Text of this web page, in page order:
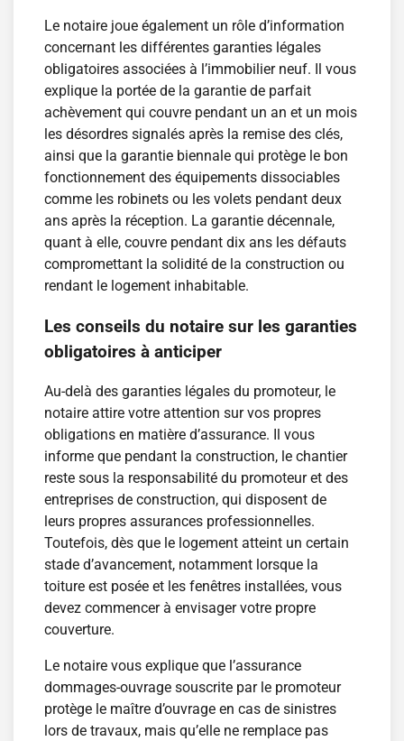
Le notaire joue également un rôle d’information
concernant les différentes garanties légales
obligatoires associées à l’immobilier neuf. Il vous
explique la portée de la garantie de parfait
achèvement qui couvre pendant un an et un mois
les désordres signalés après la remise des clés,
ainsi que la garantie biennale qui protège le bon
fonctionnement des équipements dissociables
comme les robinets ou les volets pendant deux
ans après la réception. La garantie décennale,
quant à elle, couvre pendant dix ans les défauts
compromettant la solidité de la construction ou
rendant le logement inhabitable.
Les conseils du notaire sur les garanties
obligatoires à anticiper
Au-delà des garanties légales du promoteur, le
notaire attire votre attention sur vos propres
obligations en matière d’assurance. Il vous
informe que pendant la construction, le chantier
reste sous la responsabilité du promoteur et des
entreprises de construction, qui disposent de
leurs propres assurances professionnelles.
Toutefois, dès que le logement atteint un certain
stade d’avancement, notamment lorsque la
toiture est posée et les fenêtres installées, vous
devez commencer à envisager votre propre
couverture.
Le notaire vous explique que l’assurance
dommages-ouvrage souscrite par le promoteur
protège le maître d’ouvrage en cas de sinistres
lors de travaux, mais qu’elle ne remplace pas